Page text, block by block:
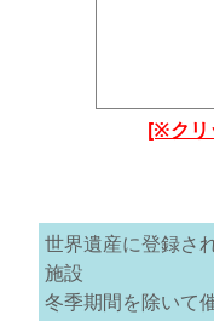
[※クリ
世界遺産に登録さ
施設
冬季期間を除いて